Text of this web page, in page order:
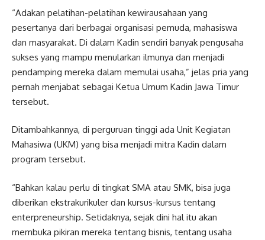
“Adakan pelatihan-pelatihan kewirausahaan yang
pesertanya dari berbagai organisasi pemuda, mahasiswa
dan masyarakat. Di dalam Kadin sendiri banyak pengusaha
sukses yang mampu menularkan ilmunya dan menjadi
pendamping mereka dalam memulai usaha,” jelas pria yang
pernah menjabat sebagai Ketua Umum Kadin Jawa Timur
tersebut.
Ditambahkannya, di perguruan tinggi ada Unit Kegiatan
Mahasiwa (UKM) yang bisa menjadi mitra Kadin dalam
program tersebut.
“Bahkan kalau perlu di tingkat SMA atau SMK, bisa juga
diberikan ekstrakurikuler dan kursus-kursus tentang
enterpreneurship. Setidaknya, sejak dini hal itu akan
membuka pikiran mereka tentang bisnis, tentang usaha